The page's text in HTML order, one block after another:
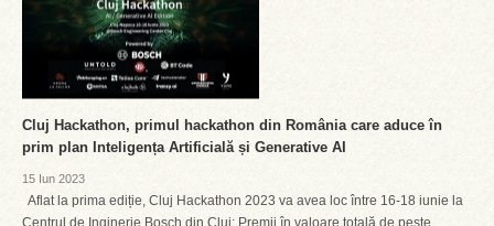
Cluj Hackathon, primul hackathon din România care aduce în
prim plan Inteligența Artificială și Generative AI
15 Iun 2023
Aflat la prima ediție, Cluj Hackathon 2023 va avea loc între 16-18 iunie la
Centrul de Inginerie Bosch din Cluj; Premii în valoare totală de peste